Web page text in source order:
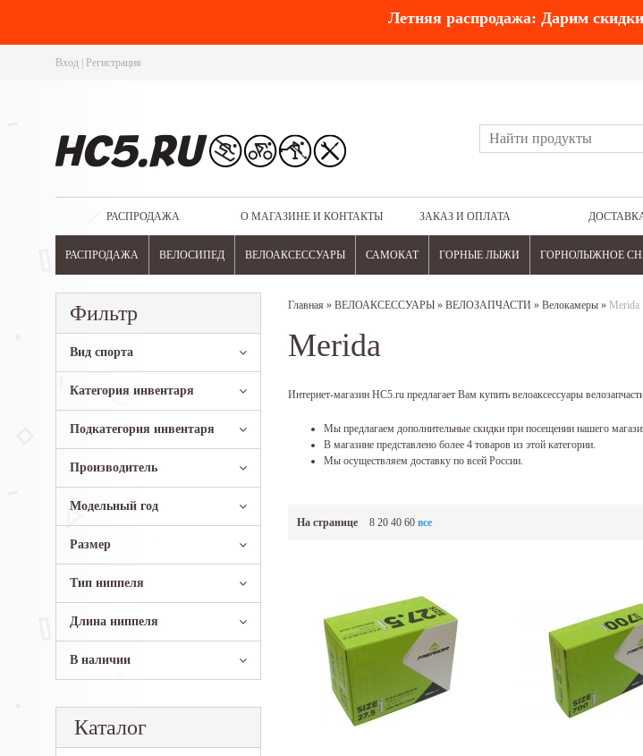
Летняя распродажа: Дарим
Вход Регистрация
РАСПРОДАЖА О МАГАЗИНЕ И КОНТАКТЫ ЗАКАЗ И ОПЛАТА
РАСПРОДАЖА ВЕЛОСИПЕД ВЕЛОАКСЕССУАРЫ САМОКАТ ГОРНЫЕ ЛЫЖИ ГОРНОЛЫЖНОЕ
Фильтр
Вид спорта
Категория инвентаря
Подкатегория инвентаря
Производитель
Модельный год
Размер
Тип ниппеля
Длина ниппеля
В наличии
Каталог
Главная » ВЕЛОАКСЕССУАРЫ » ВЕЛОЗАПЧАСТИ » Велокамеры » Merida
Merida
Интернет-магазин HC5.ru предлагает Вам купить велоаксессуары
Мы предлагаем дополнительные скидки при посещении нашего
В магазине представлено более 4 товаров из этой категории.
Мы осуществляем доставку по всей России.
На странице 8 20 40 60 все